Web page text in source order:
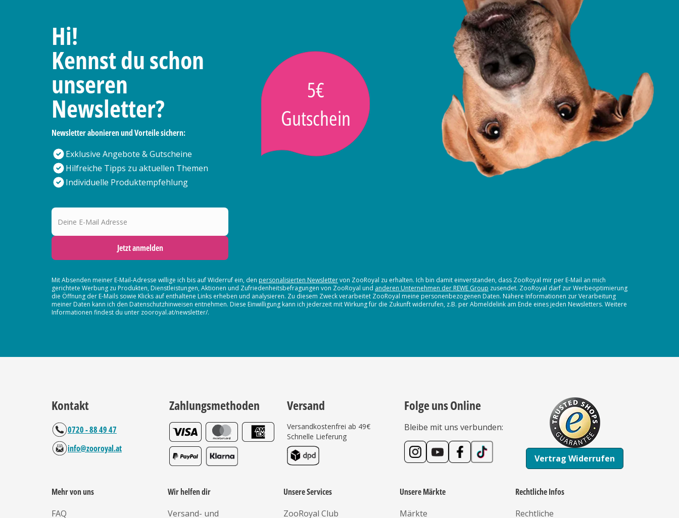
Hi!
Kennst du schon
unseren
Newsletter?
Newsletter abonieren und Vorteile sichern:
Exklusive Angebote & Gutscheine
Hilfreiche Tipps zu aktuellen Themen
Individuelle Produktempfehlung
5€
Gutschein
Deine E-Mail Adresse
Jetzt anmelden
Mit Absenden meiner E-Mail-Adresse willige ich bis auf Widerruf ein, den personalisierten Newslettervon ZooRoyal zu erhalten. Ich bin damit einverstanden, dass ZooRoyal mir per E-Mail an mich
gerichtete Werbung zu Produkten, Dienstleistungen, Aktionen und Zufriedenheitsbefragungen von ZooRoyal und anderen Unternehmen der REWE Group zusendet. ZooRoyal darf zur Werbeoptimierung
die Öffnung der E-Mails sowie Klicks auf enthaltene Links erheben und analysieren. Zu diesem Zweck verarbeitet ZooRoyal meine personenbezogenen Daten. Nähere Informationen zur Verarbeitung
meiner Daten kann ich den Datenschutzhinweisen entnehmen. Diese Einwilligung kann ich jederzeit mit Wirkung für die Zukunft widerrufen, z.B. per Abmeldelink am Ende eines jeden Newsletters. Weitere
Informationen findest du unter zooroyal.at/newsletter/.
Kontakt
0720 - 88 49 47
info@zooroyal.at
Zahlungsmethoden Versand
Versandkostenfrei ab 49€
Schnelle Lieferung
Folge uns Online
Bleibe mit uns verbunden:
Vertrag Widerrufen
Mehr von uns
FAQ
Wir helfen dir
Versand- und
Unsere Services
ZooRoyal Club
Unsere Märkte
Märkte
Rechtliche Infos
Rechtliche